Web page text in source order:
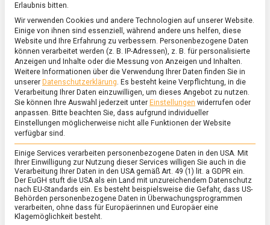
ERNÄHRUNG & GESUNDHEIT /FEATURED/WISSEN
Die Kunst des (Fleisch-)Weglassens:
Future 50 Foods
Erlaubnis bitten.
Wir verwenden Cookies und andere Technologien auf unserer Website.
Einige von ihnen sind essenziell, während andere uns helfen, diese
Website und Ihre Erfahrung zu verbessern. Personenbezogene Daten
können verarbeitet werden (z. B. IP-Adressen), z. B. für personalisierte
Anzeigen und Inhalte oder die Messung von Anzeigen und Inhalten.
Weitere Informationen über die Verwendung Ihrer Daten finden Sie in
unserer Datenschutzerklärung. Es besteht keine Verpflichtung, in die
Verarbeitung Ihrer Daten einzuwilligen, um dieses Angebot zu nutzen.
Sie können Ihre Auswahl jederzeit unter Einstellungen widerrufen oder
anpassen. Bitte beachten Sie, dass aufgrund individueller
Einstellungen möglicherweise nicht alle Funktionen der Website
verfügbar sind.
Einige Services verarbeiten personenbezogene Daten in den USA. Mit
Ihrer Einwilligung zur Nutzung dieser Services willigen Sie auch in die
Verarbeitung Ihrer Daten in den USA gemäß Art. 49 (1) lit. a GDPR ein.
Der EuGH stuft die USA als ein Land mit unzureichendem Datenschutz
nach EU-Standards ein. Es besteht beispielsweise die Gefahr, dass US-
Behörden personenbezogene Daten in Überwachungsprogrammen
verarbeiten, ohne dass für Europäerinnen und Europäer eine
Klagemöglichkeit besteht.